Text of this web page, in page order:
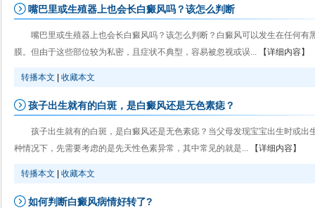
嘴巴里或生殖器上也会长白癜风吗？该怎么判断
嘴巴里或生殖器上也会长白癜风吗？该怎么判断？白癜风可以发生在任何有
膜。但由于这些部位较为私密，且症状不典型，容易被忽视或误...
【详细内容】
转播本文 收藏本文
孩子出生就有的白斑，是白癜风还是无色素痣？
孩子出生就有的白斑，是白癜风还是无色素痣？当父母发现宝宝出生时或出
种情况下，先需要考虑的是先天性色素异常，其中常见的就是...
【详细内容】
转播本文 收藏本文
如何判断白癜风病情好转了?